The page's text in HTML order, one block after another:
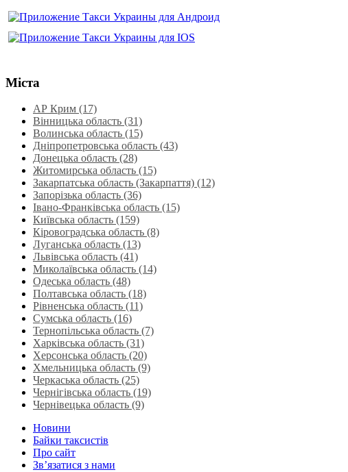
Міста
АР Крим (17)
Вінницька область (31)
Волинська область‎ (15)
Дніпропетровська область‎ (43)
Донецька область (28)
Житомирська область (15)
Закарпатська область (Закарпаття) (12)
Запорізька область (36)
Івано-Франківська область (15)
Київська область (159)
Кіровоградська область (8)
Луганська область‎ (13)
Львівська область‎ (41)
Миколаївська область‎ (14)
Одеська область‎ (48)
Полтавська область (18)
Рівненська область‎ (11)
Сумська область‎ (16)
Тернопільська область‎ (7)
Харківська область‎ (31)
Херсонська область‎ (20)
Хмельницька область‎ (9)
Черкаська область‎ (25)
Чернігівська область (19)
Чернівецька область (9)
Новини
Байки таксистів
Про сайт
Зв’язатися з нами